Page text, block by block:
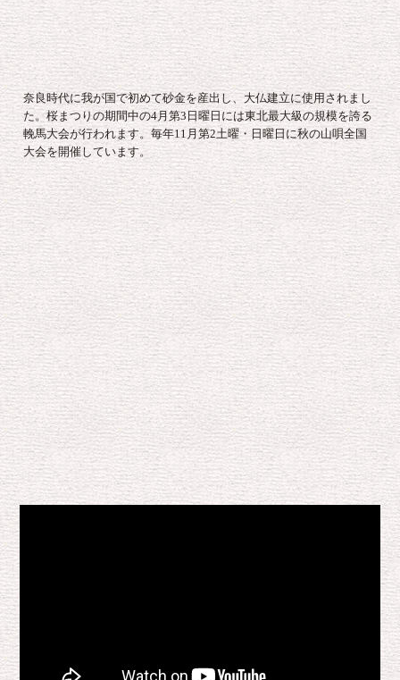
奈良時代に我が国で初めて砂金を産出し、大仏建立に使用されまし
た。桜まつりの期間中の4月第3日曜日には東北最大級の規模を誇る
輓馬大会が行われます。毎年11月第2土曜・日曜日に秋の山唄全国
大会を開催しています。